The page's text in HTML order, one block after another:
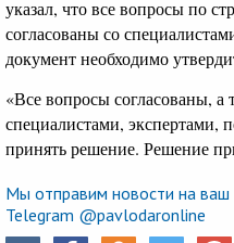
указал, что все вопросы по
согласованы со
документ необходимо
«Все вопросы согласованы,
специалистами, экспертами,
принять решение. Решение
Мы отправим новости на
Telegram @pavlodaronline